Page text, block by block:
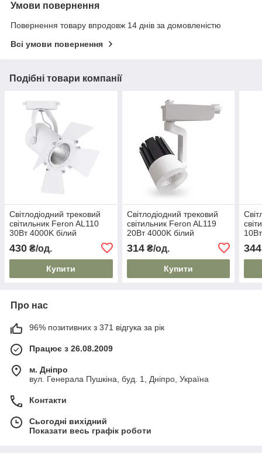
Умови повернення
Повернення товару впродовж 14 днів за домовленістю
Всі умови повернення
Подібні товари компанії
Світлодіодний трековий
світильник Feron AL110
30Вт 4000K білий
430 ₴/од.
Купити
Світлодіодний трековий
світильник Feron AL119
20Вт 4000K білий
314₴/од.
Купити
344
Про нас
96% позитивних з 371 відгука за рік
Працює з 26.08.2009
м. Дніпро
вул. Генерала Пушкіна, буд. 1, Дніпро, Україна
Контакти
Сьогодні вихідний
Показати весь графік роботи